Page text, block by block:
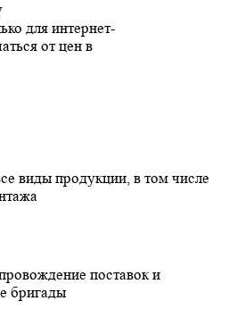
для интернет-
от цен в
виды продукции, в том числе
поставок и
бригады